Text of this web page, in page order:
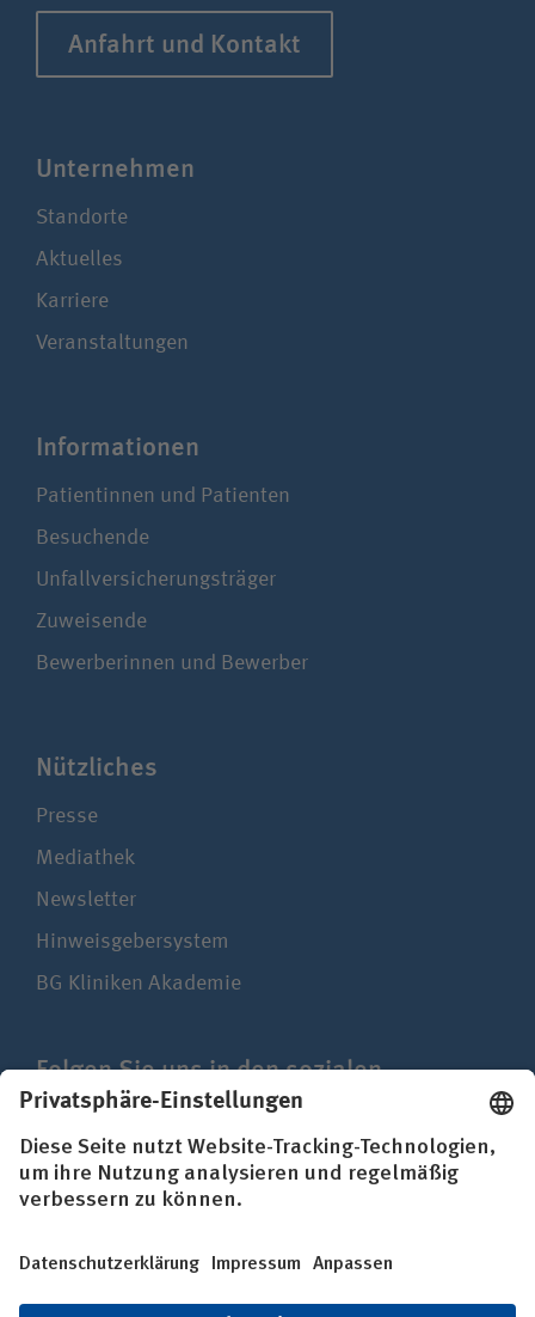
Anfahrt und Kontakt
Unter­nehmen
Standorte
Aktuelles
Karriere
Veranstaltungen
Infor­ma­tionen
Patientinnen und Patienten
Besuchende
Unfallversicherungsträger
Zuweisende
Bewerberinnen und Bewerber
Nützliches
Presse
Mediathek
Newsletter
Hinweisgebersystem
BG Kliniken Akademie
Folgen Sie uns in den sozialen
Netzwerken
Impressum Datenschutz